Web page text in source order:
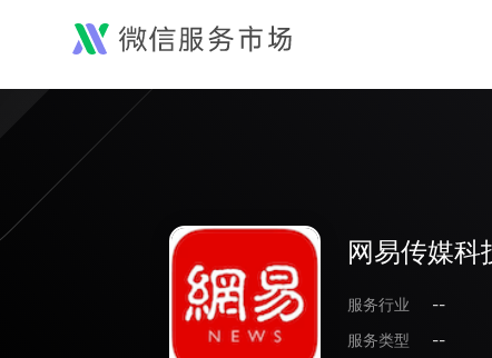
网易传媒科
服务行业
--
服务类型
--